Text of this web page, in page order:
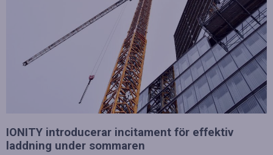
IONITY introducerar incitament för effektiv
laddning under sommaren